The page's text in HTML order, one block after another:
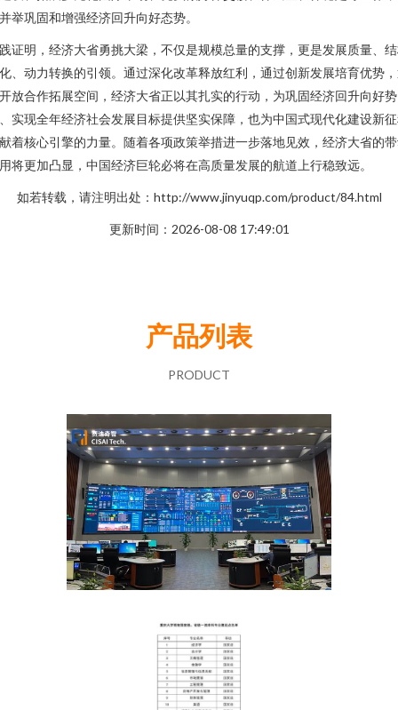
举巩固和增强经济回升向好态势。
证明，经济大省勇挑大梁，不仅是规模总量的支撑，更是发展质量、
、动力转换的引领。通过深化改革释放红利，通过创新发展培育优势
放合作拓展空间，经济大省正以其扎实的行动，为巩固经济回升向好势
实现全年经济社会发展目标提供坚实保障，也为中国式现代化建设新
着核心引擎的力量。随着各项政策举措进一步落地见效，经济大省的
将更加凸显，中国经济巨轮必将在高质量发展的航道上行稳致远。
如若转载，请注明出处：http://www.jinyuqp.com/product/84.html
更新时间：2026-08-08 17:49:01
产品列表
PRODUCT